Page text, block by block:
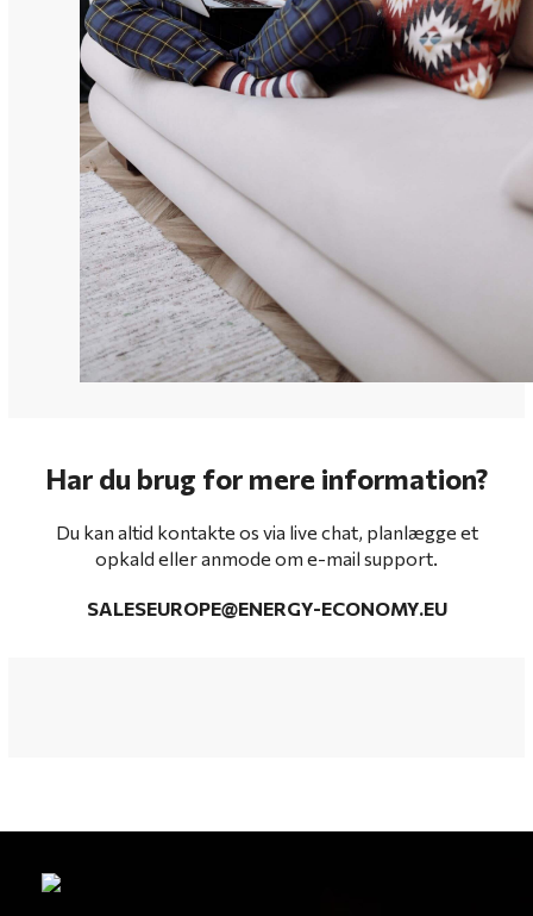
Har du brug for mere information?
Du kan altid kontakte os via live chat, planlægge et
opkald eller anmode om e-mail support.
SALESEUROPE@ENERGY-ECONOMY.EU